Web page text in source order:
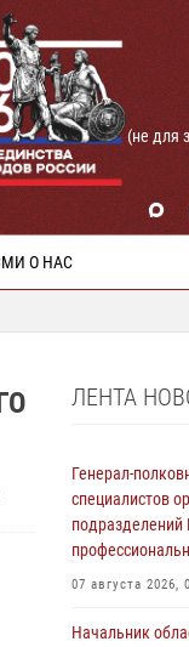
(не для
О НАС
ЛЕНТА
Генерал-
специалистов
подразделений
07 августа 2026,
Начальник